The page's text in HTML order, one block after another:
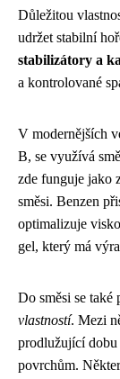
Důležitou
udržet stabilní
stabilizátory a
a kontrolované
V modernějších
B, se využívá
zde funguje jako
směsi. Benzen
optimalizuje
gel, který má
Do směsi se také
vlastností. Mezi
prodlužující
povrchům.